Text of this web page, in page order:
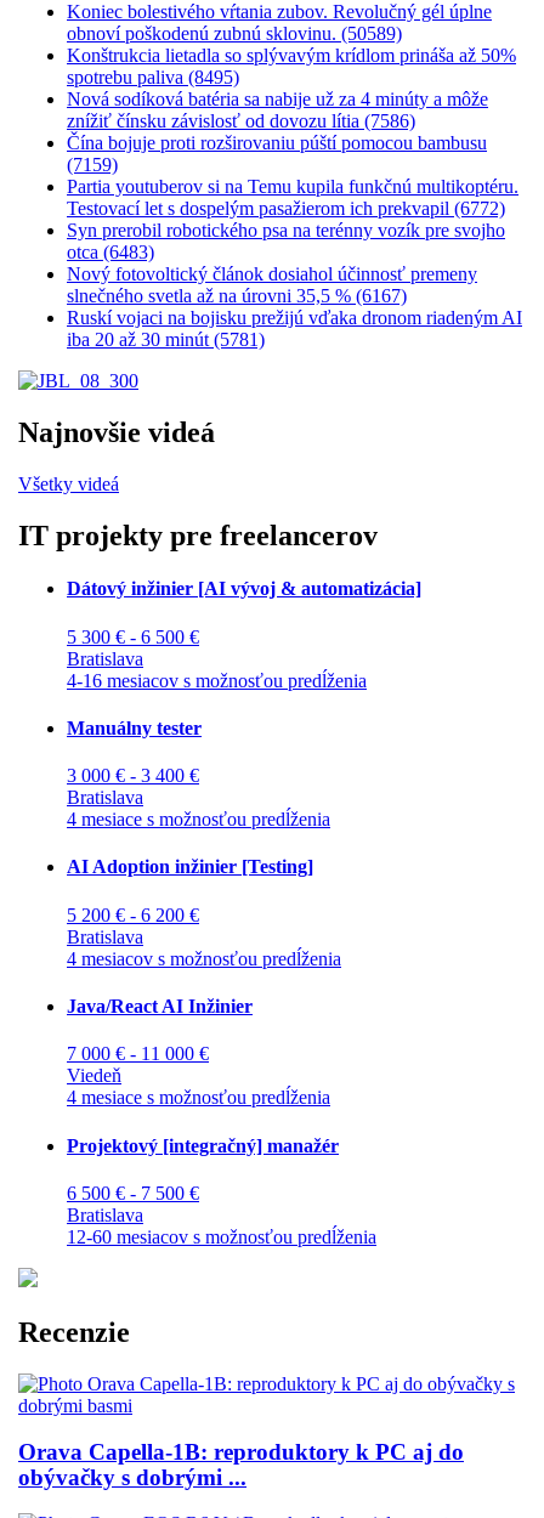
Koniec bolestivého vŕtania zubov. Revolučný gél úplne
obnoví poškodenú zubnú sklovinu. (50589)
Konštrukcia lietadla so splývavým krídlom prináša až 50%
spotrebu paliva (8495)
Nová sodíková batéria sa nabije už za 4 minúty a môže
znížiť čínsku závislosť od dovozu lítia (7586)
Čína bojuje proti rozširovaniu púští pomocou bambusu
(7159)
Partia youtuberov si na Temu kupila funkčnú multikoptéru.
Testovací let s dospelým pasažierom ich prekvapil (6772)
Syn prerobil robotického psa na terénny vozík pre svojho
otca (6483)
Nový fotovoltický článok dosiahol účinnosť premeny
slnečného svetla až na úrovni 35,5 % (6167)
Ruskí vojaci na bojisku prežijú vďaka dronom riadeným AI
iba 20 až 30 minút (5781)
Najnovšie videá
Všetky videá
IT projekty pre freelancerov
Dátový inžinier [AI vývoj & automatizácia]
5 300 € - 6 500 €
Bratislava
4-16 mesiacov s možnosťou predĺženia
Manuálny tester
3 000 € - 3 400 €
Bratislava
4 mesiace s možnosťou predĺženia
AI Adoption inžinier [Testing]
5 200 € - 6 200 €
Bratislava
4 mesiacov s možnosťou predĺženia
Java/React AI Inžinier
7 000 € - 11 000 €
Viedeň
4 mesiace s možnosťou predĺženia
Projektový [integračný] manažér
6 500 € - 7 500 €
Bratislava
12-60 mesiacov s možnosťou predĺženia
Recenzie
Orava Capella-1B: reproduktory k PC aj do
obývačky s dobrými ...